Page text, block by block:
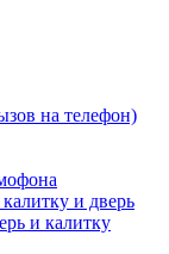
на телефон)
и дверь
и калитку